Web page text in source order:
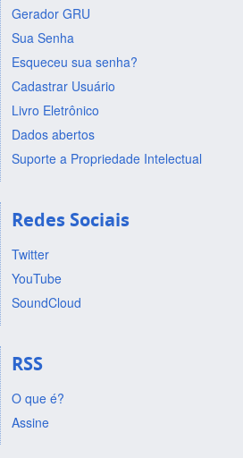
Gerador GRU
Sua Senha
Esqueceu sua senha?
Cadastrar Usuário
Livro Eletrônico
Dados abertos
Suporte a Propriedade Intelectual
Redes Sociais
Twitter
YouTube
SoundCloud
RSS
O que é?
Assine